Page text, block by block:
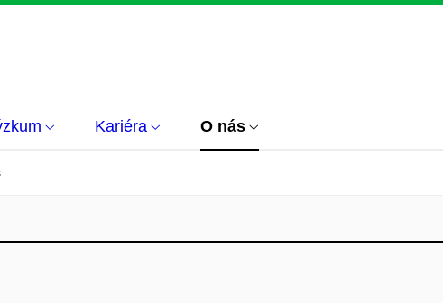
Kariéra O nás